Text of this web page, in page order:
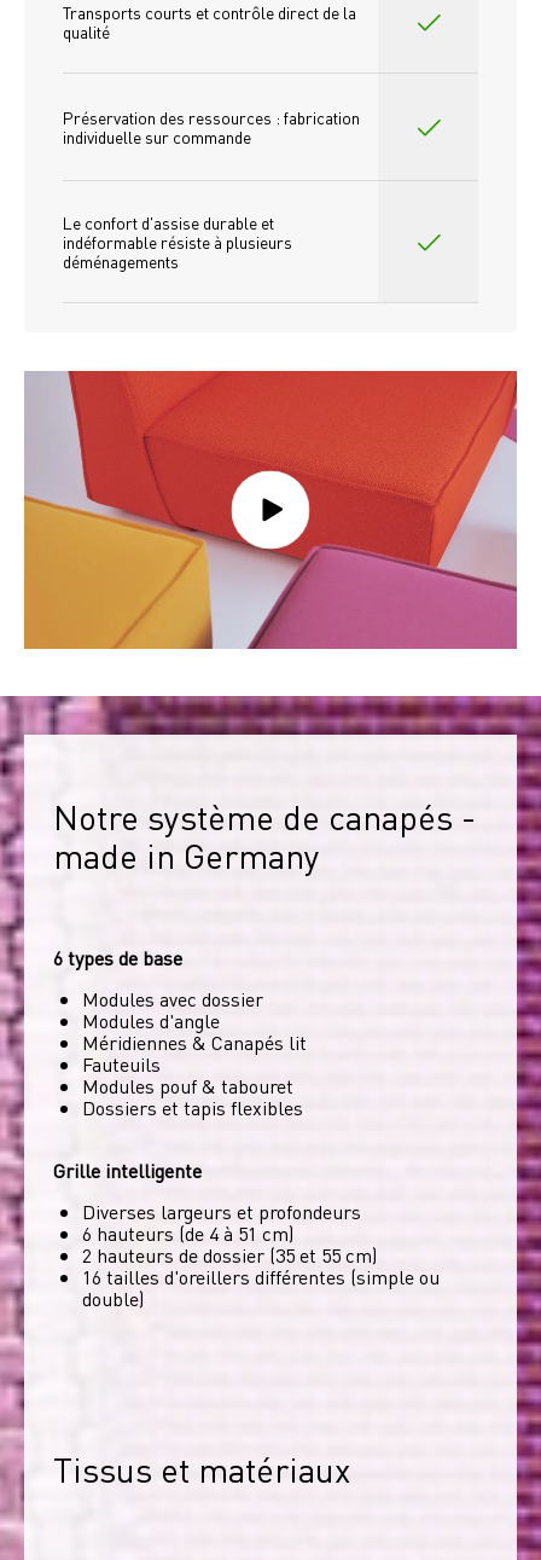
Transports courts et contrôle direct de la
qualité
Préservation des ressources : fabrication
individuelle sur commande
Le confort d'assise durable et
indéformable résiste à plusieurs
déménagements
Notre système de canapés -
made in Germany
6 types de base
Modules avec dossier
Modules d'angle
Méridiennes & Canapés lit
Fauteuils
Modules pouf & tabouret
Dossiers et tapis flexibles
Grille intelligente
Diverses largeurs et profondeurs
6 hauteurs (de 4 à 51 cm)
2 hauteurs de dossier (35 et 55 cm)
16 tailles d'oreillers différentes (simple ou
double)
Tissus et matériaux